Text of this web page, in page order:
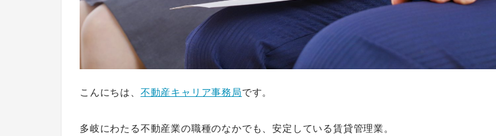
こんにちは、 不動産キャリア事務局です。
多岐にわたる不動産業の職種のなかでも、安定している賃貸管理業。